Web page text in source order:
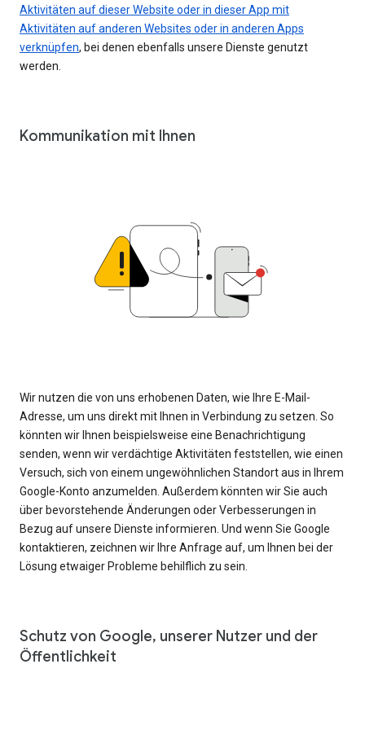
Aktivitäten auf dieser Website oder in dieser App mit
Aktivitäten auf anderen Websites oder in anderen Apps
verknüpfen, bei denen ebenfalls unsere Dienste genutzt
werden.
Kommunikation mit Ihnen
Wir nutzen die von uns erhobenen Daten, wie Ihre E-Mail-
Adresse, um uns direkt mit Ihnen in Verbindung zu setzen. So
könnten wir Ihnen beispielsweise eine Benachrichtigung
senden, wenn wir verdächtige Aktivitäten feststellen, wie einen
Versuch, sich von einem ungewöhnlichen Standort aus in Ihrem
Google-Konto anzumelden. Außerdem könnten wir Sie auch
über bevorstehende Änderungen oder Verbesserungen in
Bezug auf unsere Dienste informieren. Und wenn Sie Google
kontaktieren, zeichnen wir Ihre Anfrage auf, um Ihnen bei der
Lösung etwaiger Probleme behilflich zu sein.
Schutz von Google, unserer Nutzer und der
Öffentlichkeit